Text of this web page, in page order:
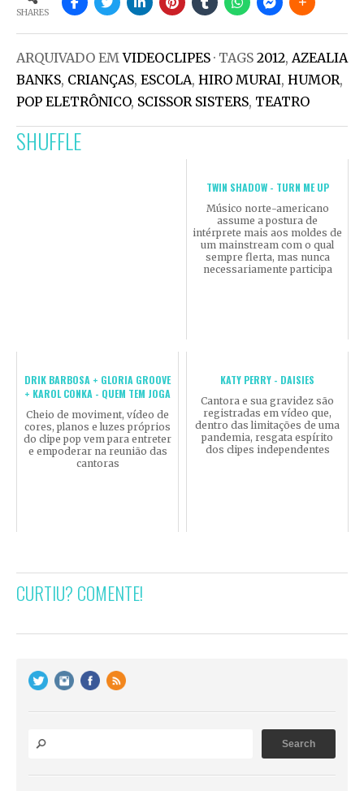
SHARES
ARQUIVADO EMVIDEOCLIPES · TAGS 2012, AZEALIA
BANKS, CRIANÇAS, ESCOLA, HIRO MURAI, HUMOR,
POP ELETRÔNICO, SCISSOR SISTERS, TEATRO
SHUFFLE
TWIN SHADOW - TURN ME UP
Músico norte-americano
assume a postura de
intérprete mais aos moldes de
um mainstream com o qual
sempre flerta, mas nunca
necessariamente participa
DRIK BARBOSA + GLORIA GROOVE
+ KAROL CONKA - QUEM TEM JOGA
Cheio de moviment, vídeo de
cores, planos e luzes próprios
do clipe pop vem para entreter
e empoderar na reunião das
cantoras
KATY PERRY - DAISIES
Cantora e sua gravidez são
registradas em vídeo que,
dentro das limitações de uma
pandemia, resgata espírito
dos clipes independentes
CURTIU? COMENTE!